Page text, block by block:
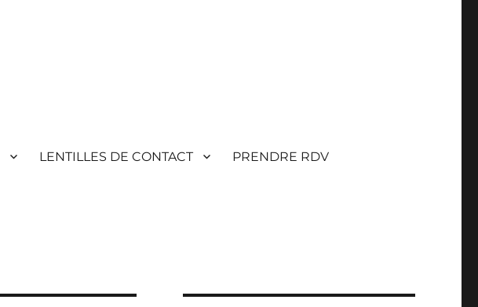
LENTILLES DE CONTACT PRENDRE RDV